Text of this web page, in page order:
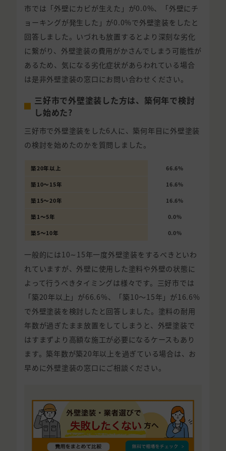
市では「外壁にカビが生えた」が0.0%、「外壁にチ
ョーキングが発生した」が0.0%で外壁塗装をしたと
回答しました。いづれも放置するとより深刻な劣化
に繋がり、外壁塗装の費用がかさんでしまう可能性が
あるため、気になる劣化症状があらわれている場合
は是非外壁塗装の窓口にお問い合わせください。
三好市で外壁塗装した方は、築何年で検討
し始めた?
三好市で外壁塗装をした6人に、築何年目に外壁塗装
の検討を始めたのかを質問しました。
築20年以上 66.6%
築10〜15年 16.6%
築15〜20年 16.6%
築1〜5年 0.0%
築5〜10年 0.0%
一般的には10∼15年一度外壁塗装をするべきといわ
れていますが、外壁に使用した塗料や外壁の状態に
よって行うべきタイミングは様々です。三好市では
「築20年以上」が66.6%、「築10〜15年」が16.6%
で外壁塗装を検討したと回答しました。塗料の耐用
年数が過ぎたまま放置をしてしまうと、外壁塗装で
はすまずより高額な施工が必要になるケースもあり
ます。築年数が築20年以上を過ぎている場合は、お
早めに外壁塗装の窓口にご相談ください。